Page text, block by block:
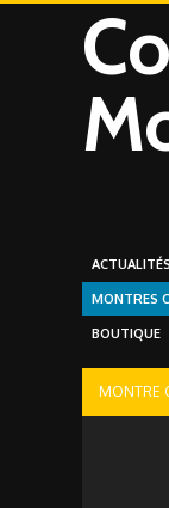
ACTUALITÉS
MONTRES
BOUTIQUE
MONTRE